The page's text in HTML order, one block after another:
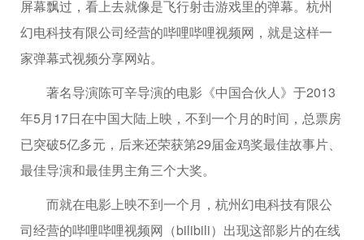
屏幕飘过，看上去就像是飞行射击游戏里的弹幕。杭州
幻电科技有限公司经营的哔哩哔哩视频网，就是这样一
家弹幕式视频分享网站。
著名导演陈可辛导演的电影《中国合伙人》于2013
年5月17日在中国大陆上映，不到一个月的时间，总票房
已突破5亿多元，后来还荣获第29届金鸡奖最佳故事片、
最佳导演和最佳男主角三个大奖。
而就在电影上映不到一个月，杭州幻电科技有限公
司经营的哔哩哔哩视频网（bilibili）出现这部影片的在线